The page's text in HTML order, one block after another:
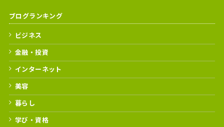
ブログランキング
ビジネス
金融・投資
インターネット
美容
暮らし
学び・資格